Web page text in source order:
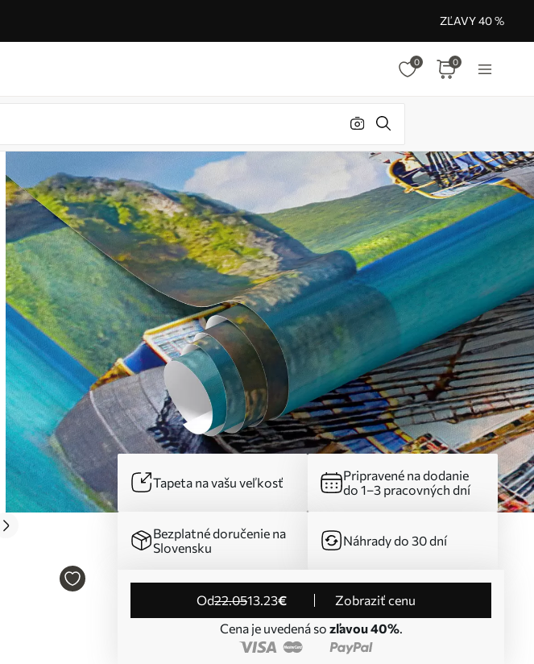
ZĽAVY 40 %
0 0
Tapeta na vašu veľkosť
Pripravené na dodanie
do 1–3 pracovných dní
Bezplatné doručenie na
Slovensku
Náhrady do 30 dní
od22.0513.23€
Zobraziť cenu
Cena je uvedená so zľavou 40%.